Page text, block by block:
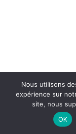
Nous utilisons
expérience sur
site, nous
OK